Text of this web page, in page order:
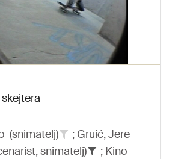
(snimatelj) ; Gruić, Jere
snimatelj)
; Kino